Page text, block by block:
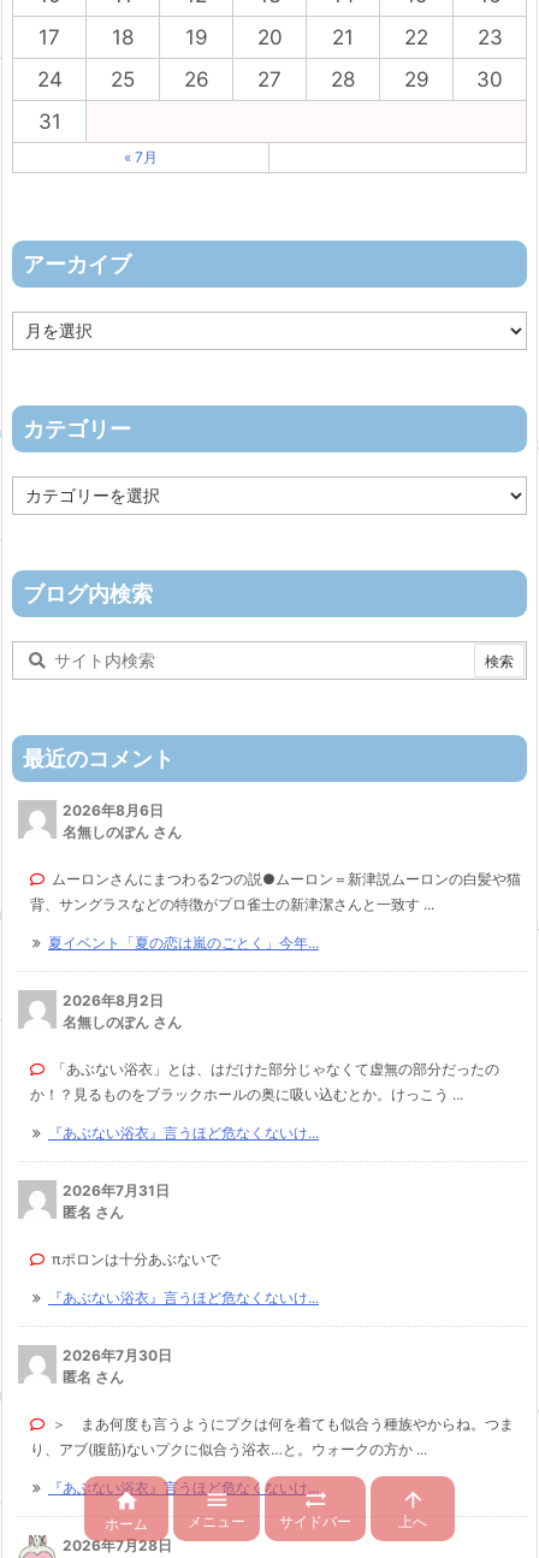
17
18 19 20 21 22
23
24
25 26 27 28 29
30
31
« 7月
アーカイブ
ー
ブ
カテゴリー
テ
ー
ブログ内検索
最近のコメント
2026年8月6日
名無しのぽん さん
ムーロンさんにまつわる2つの説●ムーロン＝新津説ムーロンの白髪や猫
背、サングラスなどの特徴がプロ雀士の新津潔さんと一致す ...
夏イベント「夏の恋は嵐のごとく」今年...
2026年8月2日
名無しのぽん さん
「あぶない浴衣」とは、はだけた部分じゃなくて虚無の部分だったの
か！？見るものをブラックホールの奥に吸い込むとか。けっこう ...
『あぶない浴衣』言うほど危なくないけ...
2026年7月31日
匿名 さん
πポロンは十分あぶないで
『あぶない浴衣』言うほど危なくないけ...
2026年7月30日
匿名 さん
＞ まあ何度も言うようにプクは何を着ても似合う種族やからね。つま
り、アブ(腹筋)ないプクに似合う浴衣…と。ウォークの方か ...
『あぶない浴衣』言うほど危なくないけ...
2026年7月28日

ホーム

メニュー

サイドバー

上へ